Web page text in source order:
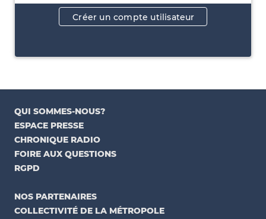
Créer un compte utilisateur
QUI SOMMES-NOUS?
ESPACE PRESSE
CHRONIQUE RADIO
FOIRE AUX QUESTIONS
RGPD
NOS PARTENAIRES
COLLECTIVITÉ DE LA MÉTROPOLE